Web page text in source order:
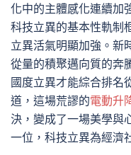
化中的主體感化連續加
科技立異的基本性軌制
立異活氣明顯加強。新
從量的積聚邁向質的奔
國度立異才能綜合排名
道，這場荒謬的電動升
決，變成了一場美學與
一位，科技立異為經濟